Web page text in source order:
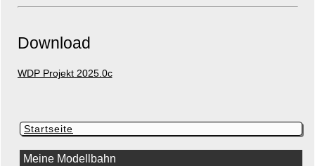
Download
WDP Projekt 2025.0c
Navigation
überspringen
Startseite
Meine Modellbahn